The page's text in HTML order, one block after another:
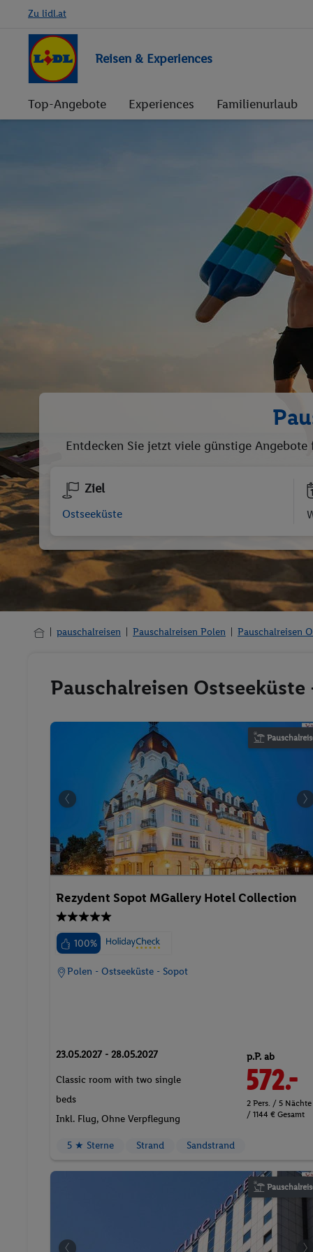
Zu lidl.at
Reisen & Experiences
Top-Angebote Experiences Familienurlaub
Entdecken Sie jetzt viele günstige
Ziel
pauschalreisen Pauschalreisen Polen Pauschalreisen
Pauschalreisen
Rezydent Sopot MGallery Hotel Collection
100%
Polen - Ostseeküste - Sopot
23.05.2027 - 28.05.2027
Classic room with two single
beds
Inkl. Flug, Ohne Verpflegung
p.P. ab
572.-
2 Pers. / 5 Nächte
/ 1144 € Gesamt
5 ★ Sterne Strand Sandstrand